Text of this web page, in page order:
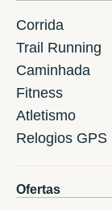
Corrida
Trail Running
Caminhada
Fitness
Atletismo
Relogios GPS
Ofertas